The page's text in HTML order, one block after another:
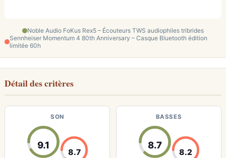
Noble Audio FoKus Rex5 – Écouteurs TWS audiophiles tribrides
Sennheiser Momentum 4 80th Anniversary – Casque Bluetooth édition
limitée 60h
Détail des critères
SON
9.1
8.7
BASSES
8.7
8.2